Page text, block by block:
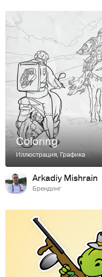
Coloring
Иллюстрация,Графика
Arkadiy Mishrain
Брендинг